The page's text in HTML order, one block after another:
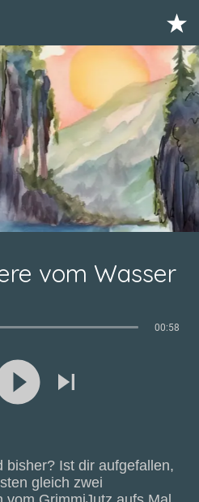
vom Wasser
00:58
bisher? Ist dir aufgefallen,
gleich zwei